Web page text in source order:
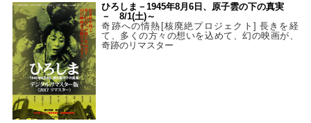
ひろしま－1945年8月6日、原子雲の下の真実
－ 8/1(土)～
奇跡への情熱[核廃絶プロジェクト] 長きを経
て、多くの方々の想いを込めて、幻の映画が、
奇跡のリマスター